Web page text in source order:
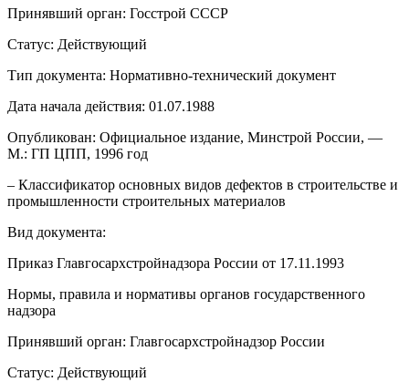
Принявший орган: Госстрой СССР
Статус: Действующий
Тип документа: Нормативно-технический документ
Дата начала действия: 01.07.1988
Опубликован: Официальное издание, Минстрой России, —
М.: ГП ЦПП, 1996 год
– Классификатор основных видов дефектов в строительстве и
промышленности строительных материалов
Вид документа:
Приказ Главгосархстройнадзора России от 17.11.1993
Нормы, правила и нормативы органов государственного
надзора
Принявший орган: Главгосархстройнадзор России
Статус: Действующий